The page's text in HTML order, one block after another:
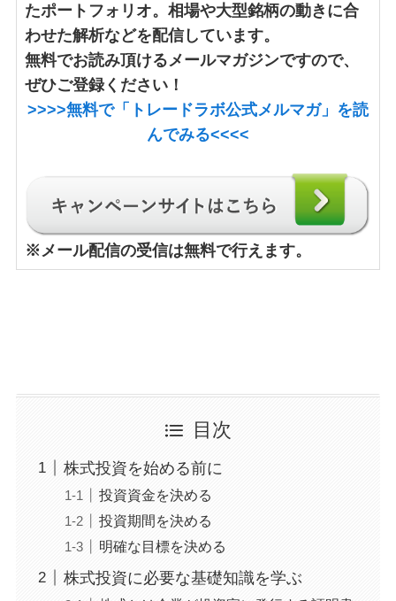
たポートフォリオ。相場や大型銘柄の動きに合
わせた解析などを配信しています。
無料でお読み頂けるメールマガジンですので、
ぜひご登録ください！
>>>>無料で「トレードラボ公式メルマガ」 を読
んでみる<<<<
※ メール配信の受信は無料で行えます。
目次
株式投資を始める前に
投資資金を決める
投資期間を決める
明確な目標を決める
株式投資に必要な基礎知識を学ぶ